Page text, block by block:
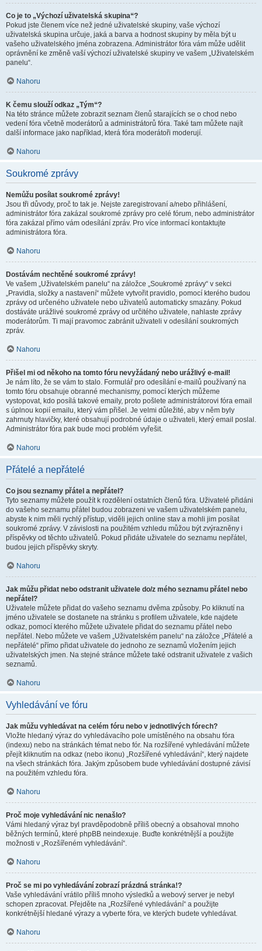
Co je to „Výchozí uživatelská skupina“?
Pokud jste členem více než jedné uživatelské skupiny, vaše výchozí
uživatelská skupina určuje, jaká a barva a hodnost skupiny by měla být u
vašeho uživatelského jména zobrazena. Administrátor fóra vám může udělit
oprávnění ke změně vaší výchozí uživatelské skupiny ve vašem „Uživatelském
panelu“.
Nahoru
K čemu slouží odkaz „Tým“?
Na této stránce můžete zobrazit seznam členů starajících se o chod nebo
vedení fóra včetně moderátorů a administrátorů fóra. Také tam můžete najít
další informace jako například, která fóra moderátoři moderují.
Nahoru
Soukromé zprávy
Nemůžu posílat soukromé zprávy!
Jsou tři důvody, proč to tak je. Nejste zaregistrovaní a/nebo přihlášení,
administrátor fóra zakázal soukromé zprávy pro celé fórum, nebo administrátor
fóra zakázal přímo vám odesílání zpráv. Pro více informací kontaktujte
administrátora fóra.
Nahoru
Dostávám nechtěné soukromé zprávy!
Ve vašem „Uživatelském panelu“ na záložce „Soukromé zprávy“ v sekci
„Pravidla, složky a nastavení“ můžete vytvořit pravidlo, pomocí kterého budou
zprávy od určeného uživatele nebo uživatelů automaticky smazány. Pokud
dostáváte urážlivé soukromé zprávy od určitého uživatele, nahlaste zprávy
moderátorům. Ti mají pravomoc zabránit uživateli v odesílání soukromých
zpráv.
Nahoru
Přišel mi od někoho na tomto fóru nevyžádaný nebo urážlivý e-mail!
Je nám líto, že se vám to stalo. Formulář pro odesílání e-mailů používaný na
tomto fóru obsahuje obranné mechanismy, pomocí kterých můžeme
vystopovat, kdo posílá takové emaily, proto pošlete administrátorovi fóra email
s úplnou kopií emailu, který vám přišel. Je velmi důležité, aby v něm byly
zahrnuty hlavičky, které obsahují podrobné údaje o uživateli, který email poslal.
Administrátor fóra pak bude moci problém vyřešit.
Nahoru
Přátelé a nepřátelé
Co jsou seznamy přátel a nepřátel?
Tyto seznamy můžete použít k rozdělení ostatních členů fóra. Uživatelé přidáni
do vašeho seznamu přátel budou zobrazeni ve vašem uživatelském panelu,
abyste k nim měli rychlý přístup, viděli jejich online stav a mohli jim posílat
soukromé zprávy. V závislosti na použitém vzhledu můžou být zvýrazněny i
příspěvky od těchto uživatelů. Pokud přidáte uživatele do seznamu nepřátel,
budou jejich příspěvky skryty.
Nahoru
Jak můžu přidat nebo odstranit uživatele do/z mého seznamu přátel nebo
nepřátel?
Uživatele můžete přidat do vašeho seznamu dvěma způsoby. Po kliknutí na
jméno uživatele se dostanete na stránku s profilem uživatele, kde najdete
odkaz, pomocí kterého můžete uživatele přidat do seznamu přátel nebo
nepřátel. Nebo můžete ve vašem „Uživatelském panelu“ na záložce „Přátelé a
nepřátelé“ přímo přidat uživatele do jednoho ze seznamů vložením jejich
uživatelských jmen. Na stejné stránce můžete také odstranit uživatele z vašich
seznamů.
Nahoru
Vyhledávání ve fóru
Jak můžu vyhledávat na celém fóru nebo v jednotlivých fórech?
Vložte hledaný výraz do vyhledávacího pole umístěného na obsahu fóra
(indexu) nebo na stránkách témat nebo fór. Na rozšířené vyhledávání můžete
přejít kliknutím na odkaz (nebo ikonu) „Rozšířené vyhledávání“, který najdete
na všech stránkách fóra. Jakým způsobem bude vyhledávání dostupné závisí
na použitém vzhledu fóra.
Nahoru
Proč moje vyhledávání nic nenašlo?
Vámi hledaný výraz byl pravděpodobně příliš obecný a obsahoval mnoho
běžných termínů, které phpBB neindexuje. Buďte konkrétnější a použijte
možnosti v „Rozšířeném vyhledávání“.
Nahoru
Proč se mi po vyhledávání zobrazí prázdná stránka!?
Vaše vyhledávání vrátilo příliš mnoho výsledků a webový server je nebyl
schopen zpracovat. Přejděte na „Rozšířené vyhledávání“ a použijte
konkrétnější hledané výrazy a vyberte fóra, ve kterých budete vyhledávat.
Nahoru